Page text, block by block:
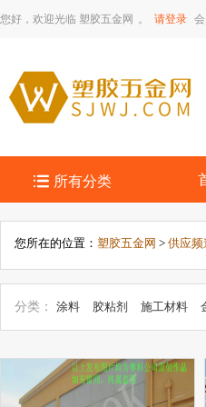
您好，欢迎光临 塑胶五金网 。 请登录
 所有分类
您所在的位置： 塑胶五金网 > 供应频
分类： 涂料 胶粘剂 施工材料
建筑材料
其他门窗五金 其它建
明灯具
管件 门配件 天花板